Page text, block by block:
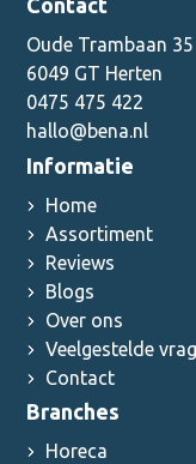
Contact
Oude Trambaan 35
6049 GT Herten
0475 475 422
hallo@bena.nl
Informatie
Home
Assortiment
Reviews
Blogs
Over ons
Veelgestelde
Contact
Branches
Horeca